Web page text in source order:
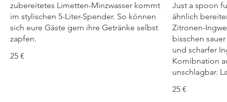
zubereitetes Limetten-Minzwasser kommt
im stylischen 5-Liter-Spender. So können
sich eure Gäste gern ihre Getränke selbst
zapfen.
25 €
Just a spoon
ähnlich
Zitronen-
bisschen
und scharfer
Komibnation
unschlagbar.
25 €